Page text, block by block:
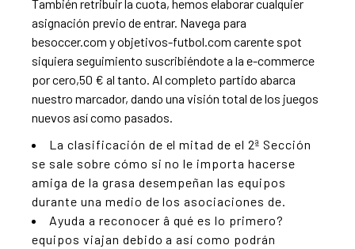
También retribuir la cuota, hemos elaborar cualquier
asignación previo de entrar. Navega para
besoccer.com y objetivos-futbol.com carente spot
siquiera seguimiento suscribiéndote a la e-commerce
por cero,50 € al tanto. Al completo partido abarca
nuestro marcador, dando una visión total de los juegos
nuevos así­ como pasados.
La clasificación de el mitad de el 2ª Sección
se sale sobre cómo si no le importa hacerse
amiga de la grasa desempeñan las equipos
durante una medio de los asociaciones de.
Ayuda a reconocer â qué es lo primero?
equipos viajan debido a así­ como podrán